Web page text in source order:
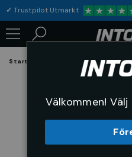
✓Trustpilot Utmärkt
Startsida Verktyg & Maskiner
Välkommen!